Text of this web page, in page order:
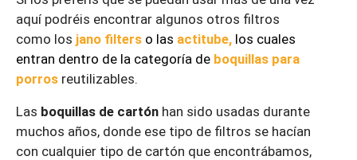
aquí podréis encontrar algunos otros filtros
como los jano filters o las actitube, los cuales
entran dentro de la categoría de boquillas para
porros reutilizables.
Las boquillas de cartón han sido usadas durante
muchos años, donde ese tipo de filtros se hacían
con cualquier tipo de cartón que encontrábamos,